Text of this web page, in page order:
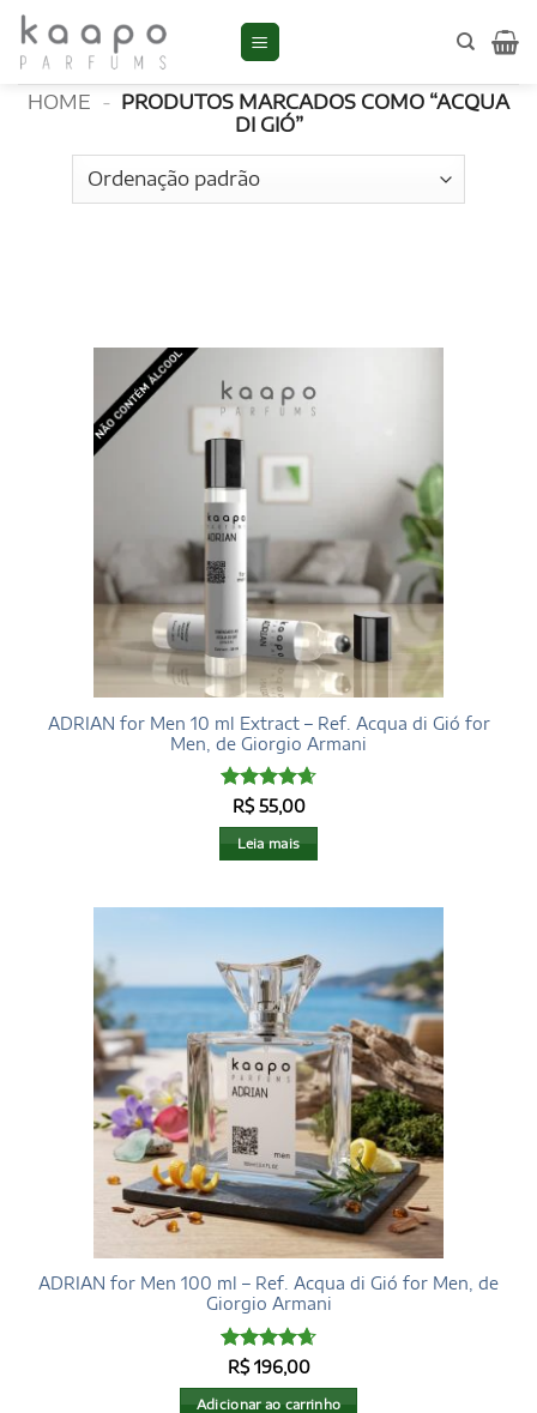
Skip
content
Acqua di Gió
HOME - PRODUTOS MARCADOS COMO “ACQUA
DI GIÓ”
ADRIAN for Men 10 ml Extract – Ref. Acqua di Gió for
Men, de Giorgio Armani
Avaliação
4.68de 5
R$55,00
Leia mais
ADRIAN for Men 100 ml – Ref. Acqua di Gió for Men, de
Giorgio Armani
Avaliação
4.68de 5
R$196,00
Adicionar ao carrinho